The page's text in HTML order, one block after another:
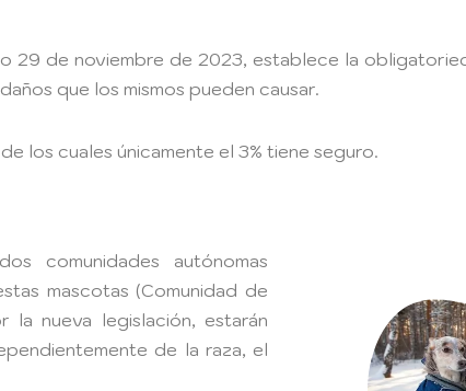
29 de noviembre de 2023, establece la
que los mismos pueden causar.
los cuales únicamente el 3% tiene seguro.
comunidades autónomas
mascotas (Comunidad de
nueva legislación, estarán
de la raza, el